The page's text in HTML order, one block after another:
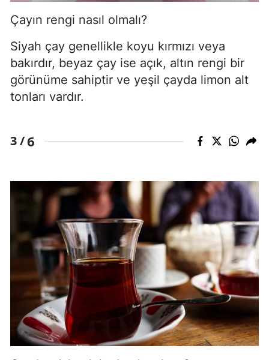
Çayın rengi nasıl olmalı?
Siyah çay genellikle koyu kırmızı veya
bakırdır, beyaz çay ise açık, altın rengi bir
görünüme sahiptir ve yeşil çayda limon alt
tonları vardır.
3 /6